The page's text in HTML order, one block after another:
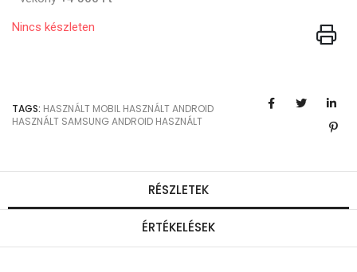
Nincs készleten
TAGS: HASZNÁLT MOBIL HASZNÁLT ANDROID
HASZNÁLT SAMSUNGANDROID HASZNÁLT
RÉSZLETEK
ÉRTÉKELÉSEK